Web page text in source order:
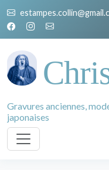
Gravures anciennes,
japonaises